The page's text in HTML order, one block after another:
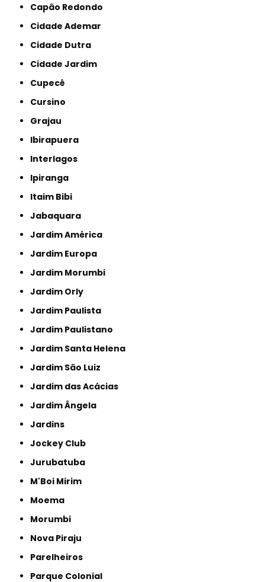
Capão Redondo
Cidade Ademar
Cidade Dutra
Cidade Jardim
Cupecê
Cursino
Grajau
Ibirapuera
Interlagos
Ipiranga
Itaim Bibi
Jabaquara
Jardim América
Jardim Europa
Jardim Morumbi
Jardim Orly
Jardim Paulista
Jardim Paulistano
Jardim Santa Helena
Jardim São Luiz
Jardim das Acácias
Jardim Ângela
Jardins
Jockey Club
Jurubatuba
M'Boi Mirim
Moema
Morumbi
Nova Piraju
Parelheiros
Parque Colonial